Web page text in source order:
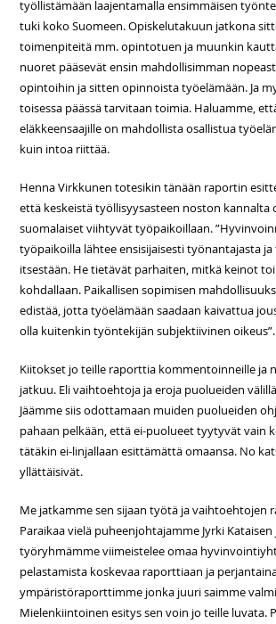
työllistämään laajentamalla ensimmäisen
tuki koko Suomeen. Opiskelutakuun jatkona
toimenpiteitä mm. opintotuen ja muunkin
nuoret pääsevät ensin mahdollisimman
opintoihin ja sitten opinnoista työelämään. Ja
toisessa päässä tarvitaan toimia. Haluamme,
eläkkeensaajille on mahdollista osallistua
kuin intoa riittää.
Henna Virkkunen totesikin tänään raportin
että keskeistä työllisyysasteen noston kannalta
suomalaiset viihtyvät työpaikoillaan.
työpaikoilla lähtee ensisijaisesti työnantajasta
itsestään. He tietävät parhaiten, mitkä keinot
kohdallaan. Paikallisen sopimisen
edistää, jotta työelämään saadaan kaivattua
olla kuitenkin työntekijän subjektiivinen oikeus”.
Kiitokset jo teille raporttia kommentoinneille ja
jatkuu. Eli vaihtoehtoja ja eroja puolueiden
Jäämme siis odottamaan muiden puolueiden
pahaan pelkään, että ei-puolueet tyytyvät vain
tätäkin ei-linjallaan esittämättä omaansa. No
yllättäisivät.
Me jatkamme sen sijaan työtä ja vaihtoehtojen
Paraikaa vielä puheenjohtajamme Jyrki
työryhmämme viimeistelee omaa
pelastamista koskevaa raporttiaan ja
ympäristöraporttimme jonka juuri saimme
Mielenkiintoinen esitys sen voin jo teille luvata.